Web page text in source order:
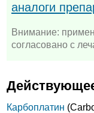
аналоги
Внимание:
согласовано с
Карбоплатин